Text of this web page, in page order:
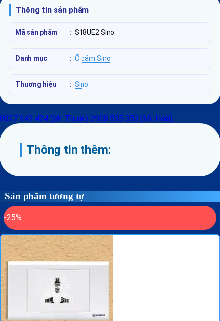
Thông tin sản phẩm
Mã sản phẩm : S18UE2 Sino
Danh mục : Ổ cắm Sino
Thương hiệu : Sino
0827 242 424 (Mr. Thuận) 0908 535 353 (Mr. Hoài)
Thông tin thêm:
Sản phẩm tương tự
-25%